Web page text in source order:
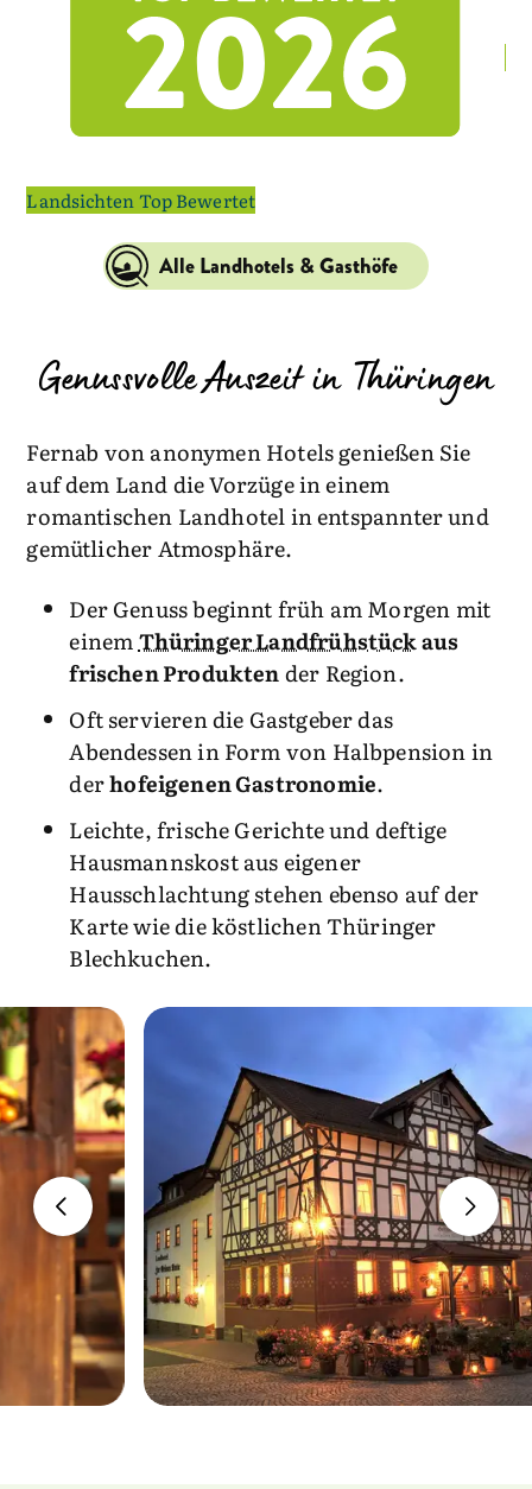
Landsichten Top Bewertet
Alle Landhotels & Gasthöfe
Genussvolle Auszeit in Thüringen
Fernab von anonymen Hotels genießen Sie
auf dem Land die Vorzüge in einem
romantischen Landhotel in entspannter und
gemütlicher Atmosphäre.
Der Genuss beginnt früh am Morgen mit
einemThüringer Landfrühstückaus
frischen Produktender Region.
Oft servieren die Gastgeber das
Abendessen in Form von Halbpension in
derhofeigenen Gastronomie.
Leichte, frische Gerichte und deftige
Hausmannskost aus eigener
Hausschlachtung stehen ebenso auf der
Karte wie die köstlichen Thüringer
Blechkuchen.